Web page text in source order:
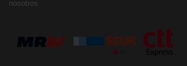
nosotros